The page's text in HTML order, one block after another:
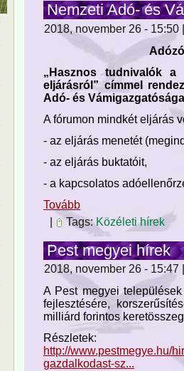
Nemzeti Adó- és
2018, november 26 - 15:50
„Hasznos tudnivalók a
eljárásról” címmel
Adó- és
A fórumon mindkét eljárás
- az eljárás menetét
- az eljárás buktatóit,
- a kapcsolatos
Tovább
Tags: Közéleti hírek
Pest megyei hírek
2018, november 26 - 15:47
A Pest megyei
fejlesztésére,
milliárd forintos
Részletek:
http://www.pestmegye.hu/
gazdalkodast-sz...